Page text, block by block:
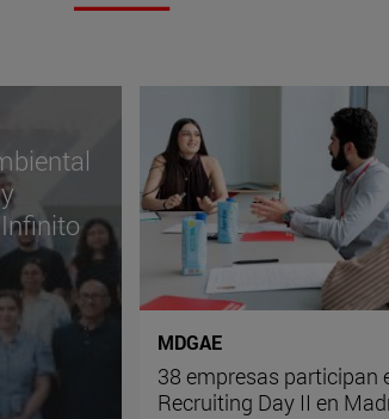
MDGAE
38 empresas participan
Recruiting Day II en